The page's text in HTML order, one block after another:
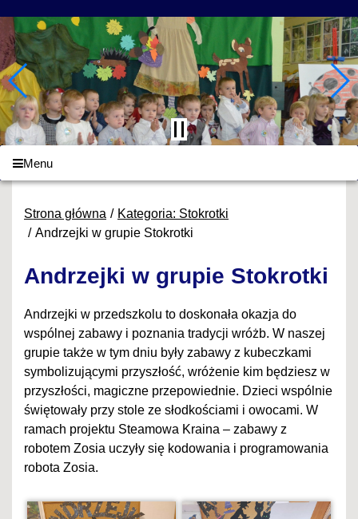
Menu
Strona główna
Kategoria: Stokrotki
Andrzejki w grupie Stokrotki
Andrzejki w grupie Stokrotki
Andrzejki w przedszkolu to doskonała okazja do
wspólnej zabawy i poznania tradycji wróżb. W naszej
grupie także w tym dniu były zabawy z kubeczkami
symbolizującymi przyszłość, wróżenie kim będziesz w
przyszłości, magiczne przepowiednie. Dzieci wspólnie
świętowały przy stole ze słodkościami i owocami. W
ramach projektu Steamowa Kraina – zabawy z
robotem Zosia uczyły się kodowania i programowania
robota Zosia.